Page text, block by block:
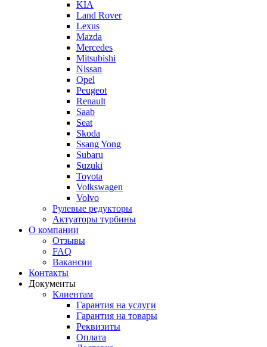
KIA
Land Rover
Lexus
Mazda
Mercedes
Mitsubishi
Nissan
Opel
Peugeot
Renault
Saab
Seat
Skoda
Ssang Yong
Subaru
Suzuki
Toyota
Volkswagen
Volvo
Рулевые редукторы
Актуаторы турбины
О компании
Отзывы
FAQ
Вакансии
Контакты
Документы
Клиентам
Гарантия на услуги
Гарантия на товары
Реквизиты
Оплата